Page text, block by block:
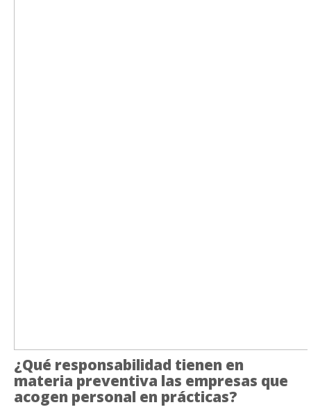
¿Qué responsabilidad tienen en
materia preventiva las empresas que
acogen personal en prácticas?